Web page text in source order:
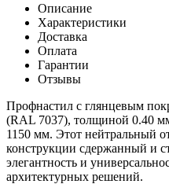
Описание
Характеристики
Доставка
Оплата
Гарантии
Отзывы
Профнастил с глянцевым
(RAL 7037), толщиной 0.40
1150 мм. Этот нейтральный
конструкции сдержанный и
элегантность и
архитектурных решений.